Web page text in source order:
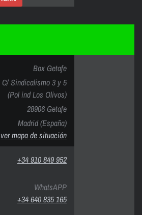
Box Getafe
C/ Sindicalismo 3 y 5
(Pol ind Los Olivos)
28906 Getafe
Madrid (España)
ver mapa de situación
+34 910 849 952
WhatsAPP
+34 640 835 165